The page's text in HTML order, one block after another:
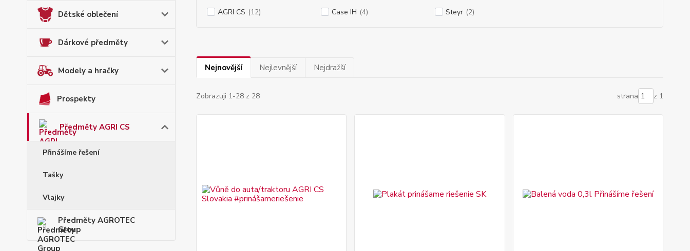
Dětské oblečení
Dárkové předměty
Modely a hračky
Prospekty
Předměty AGRI CS
Přinášíme řešení
Tašky
Vlajky
Předměty AGROTEC
Group
AGRI CS (12) Case IH (4) Steyr (2)
Nejnovější Nejlevnější Nejdražší
Zobrazuji 1-28 z 28 strana z 1